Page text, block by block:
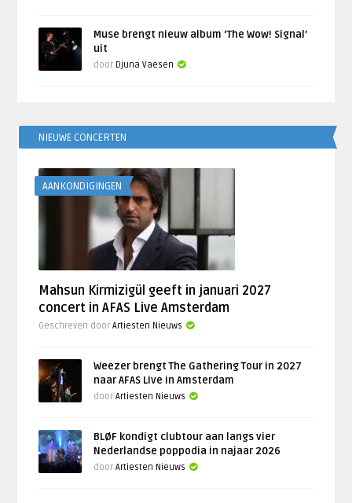
Muse brengt nieuw album ‘The Wow! Signal’
uit
door Djuna Vaesen
NIEUWE CONCERTEN
AANKONDIGINGEN
Mahsun Kirmizigül geeft in januari 2027
concert in AFAS Live Amsterdam
Geschreven doorArtiesten Nieuws
Weezer brengt The Gathering Tour in 2027
naar AFAS Live in Amsterdam
doorArtiesten Nieuws
BLØF kondigt clubtour aan langs vier
Nederlandse poppodia in najaar 2026
doorArtiesten Nieuws